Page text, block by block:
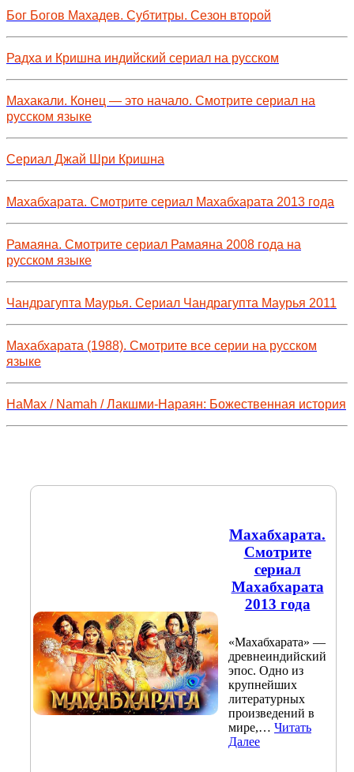
Бог Богов Махадев. Субтитры. Сезон второй
Радха и Кришна индийский сериал на русском
Махакали. Конец — это начало. Смотрите сериал на
русском языке
Сериал Джай Шри Кришна
Махабхарата. Смотрите сериал Махабхарата 2013 года
Рамаяна. Смотрите сериал Рамаяна 2008 года на
русском языке
Чандрагупта Маурья. Сериал Чандрагупта Маурья 2011
Махабхарата (1988). Смотрите все серии на русском
языке
НаМах / Namah / Лакшми-Нараян: Божественная история
Махабхарата.
Смотрите
сериал
Махабхарата
2013 года
«Махабхарата» —
древнеиндийский
эпос. Одно из
крупнейших
литературных
произведений в
мире,… Читать
Далее